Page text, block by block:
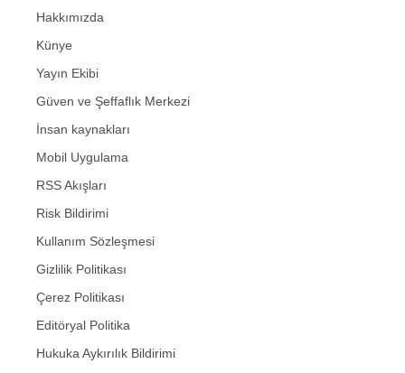
Hakkımızda
Künye
Yayın Ekibi
Güven ve Şeffaflık Merkezi
İnsan kaynakları
Mobil Uygulama
RSS Akışları
Risk Bildirimi
Kullanım Sözleşmesi
Gizlilik Politikası
Çerez Politikası
Editöryal Politika
Hukuka Aykırılık Bildirimi